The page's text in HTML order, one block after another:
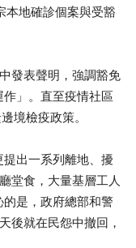
本地確診個案與受豁
發表聲明，強調豁免
」。直至疫情社區
境檢疫政策。
出一系列離地、擾
堂食，大量基層工人
是，政府總部和警
後就在民怨中撤回，